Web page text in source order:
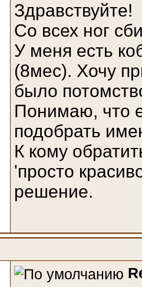
Здравствуйте!
Со всех ног
У меня есть
(8мес). Хочу
было
Понимаю, что
подобрать
К кому
'просто
решение.